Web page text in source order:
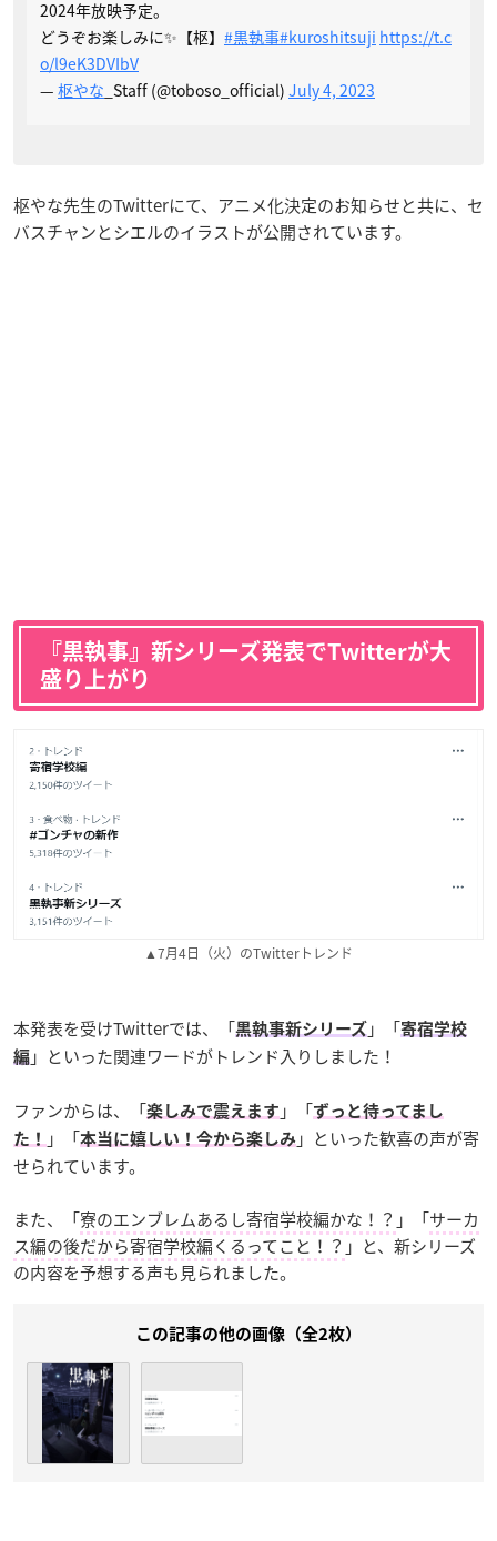
2024年放映予定。
どうぞお楽しみに✨【枢】 #黒執事#kuroshitsuji https://t.c
o/l9eK3DVIbV
— 枢やな _Staff (@toboso_official) July 4, 2023
枢やな先生のTwitterにて、アニメ化決定のお知らせと共に、セ
バスチャンとシエルのイラストが公開されています。
『黒執事』新シリーズ発表でTwitterが大
盛り上がり
▲7月4日（火）のTwitterトレンド
本発表を受けTwitterでは、「黒執事新シリーズ 」「寄宿学校
編 」といった関連ワードがトレンド入りしました！
ファンからは、「楽しみで震えます 」「ずっと待ってまし
た！
」「本当に嬉しい！今から楽しみ 」といった歓喜の声が寄
せられています。
また、「寮のエンブレムあるし寄宿学校編かな！？ 」「サーカ
ス編の後だから寄宿学校編くるってこと！？ 」と、新シリーズ
の内容を予想する声も見られました。
この記事の他の画像（全2枚）